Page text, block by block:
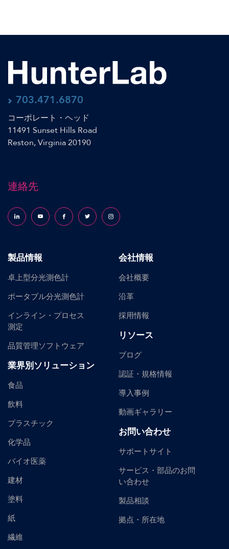
703.471.6870
コーポレート・ヘッド
11491 Sunset Hills Road
Reston, Virginia 20190
連絡先
Follow us on LinkedInFollow us on YouTubeFollow us on Facebook
Follow us on X (formerly Twitter)
Follow us on Instagram
製品情報
卓上型分光測色計
ポータブル分光測色計
インライン・プロセス
測定
品質管理ソフトウェア
業界別ソリューション
食品
飲料
プラスチック
化学品
バイオ医薬
建材
塗料
紙
繊維
会社情報
会社概要
沿革
採用情報
リソース
ブログ
認証・規格情報
導入事例
動画ギャラリー
お問い合わせ
サポートサイト
サービス・部品のお問
い合わせ
製品相談
拠点・所在地